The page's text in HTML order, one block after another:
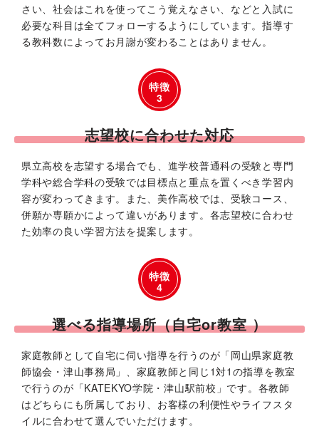
さい、社会はこれを使ってこう覚えなさい、などと入試に
必要な科目は全てフォローするようにしています。指導す
る教科数によってお月謝が変わることはありません。
特徴
3
志望校に合わせた対応
県立高校を志望する場合でも、進学校普通科の受験と専門
学科や総合学科の受験では目標点と重点を置くべき学習内
容が変わってきます。また、美作高校では、受験コース、
併願か専願かによって違いがあります。各志望校に合わせ
た効率の良い学習方法を提案します。
特徴
4
選べる指導場所（自宅or教室 ）
家庭教師として自宅に伺い指導を行うのが「岡山県家庭教
師協会・津山事務局」、家庭教師と同じ1対1の指導を教室
で行うのが「KATEKYO学院・津山駅前校」です。各教師
はどちらにも所属しており、お客様の利便性やライフスタ
イルに合わせて選んでいただけます。